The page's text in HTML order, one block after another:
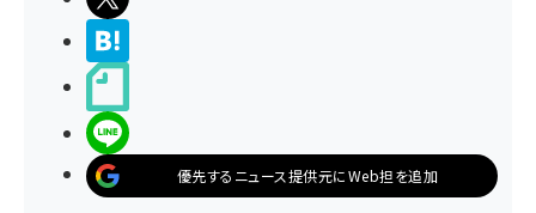
優先するニュース提供元にWeb担を追加